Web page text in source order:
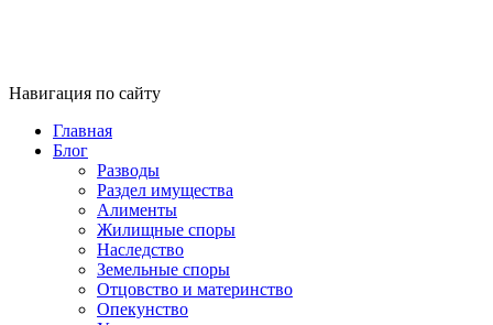
Навигация по сайту
Главная
Блог
Разводы
Раздел имущества
Алименты
Жилищные споры
Наследство
Земельные споры
Отцовство и материнство
Опекунство